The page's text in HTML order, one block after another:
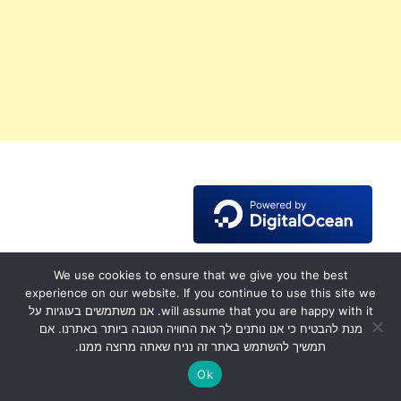
תגיות
ABBY DOWSE Abby Rao Abigail Ratchford Alexis Clark
Chiara Ferragni
instagram
Lana Rhoades Mia Khalifa
We use cookies to ensure that we give you the best
experience on our website. If you continue to use this site we
will assume that you are happy with it. אנו משתמשים בעוגיות על
מנת להבטיח כי אנו נותנים לך את החוויה הטובה ביותר באתרנו. אם
תמשיך להשתמש באתר זה נניח שאתה מרוצה ממנו.
Ok